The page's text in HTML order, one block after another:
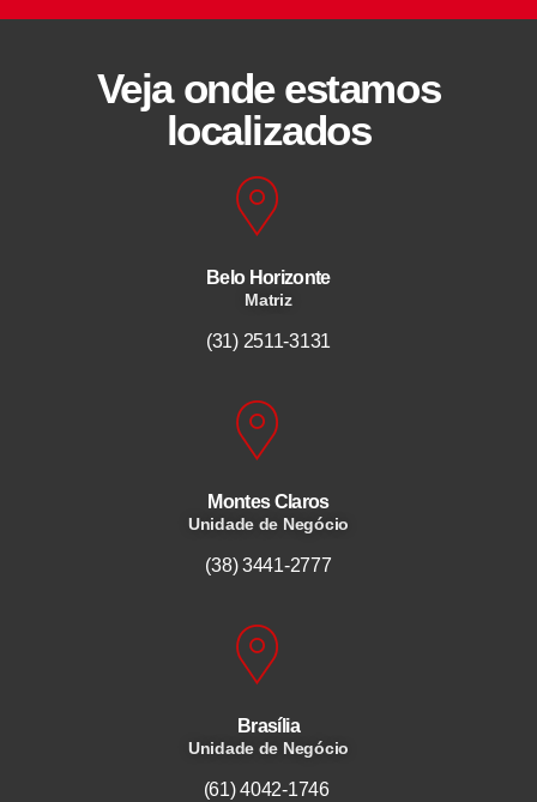
Veja onde estamos
localizados
Belo Horizonte
Matriz
(31) 2511-3131
Montes Claros
Unidade de Negócio
(38) 3441-2777
Brasília
Unidade de Negócio
(61) 4042-1746